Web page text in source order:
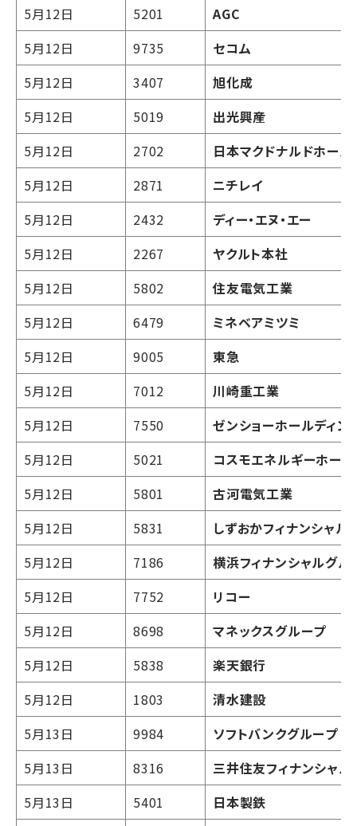
5月12日 5201
AGC
5月12日
9735
セコム
5月12日
3407
旭化成
5月12日
5019
出光興産
5月12日
2702
日本マクドナルドホール
5月12日
2871
ニチレイ
5月12日
2432
ディー・エヌ・エー
5月12日
2267
ヤクルト本社
5月12日
5802
住友電気工業
5月12日
6479
ミネベアミツミ
5月12日
9005
東急
5月12日
7012
川崎重工業
5月12日
7550
ゼンショーホールディン
5月12日
5021
コスモエネルギーホー
5月12日
5801
古河電気工業
5月12日
5831
しずおかフィナンシャル
5月12日
7186
横浜フィナンシャルグル
5月12日
7752
リコー
5月12日
8698
マネックスグループ
5月12日
5838
楽天銀行
5月12日
1803
清水建設
5月13日
9984
ソフトバンクグループ
5月13日
8316
三井住友フィナンシャル
5月13日
5401
日本製鉄